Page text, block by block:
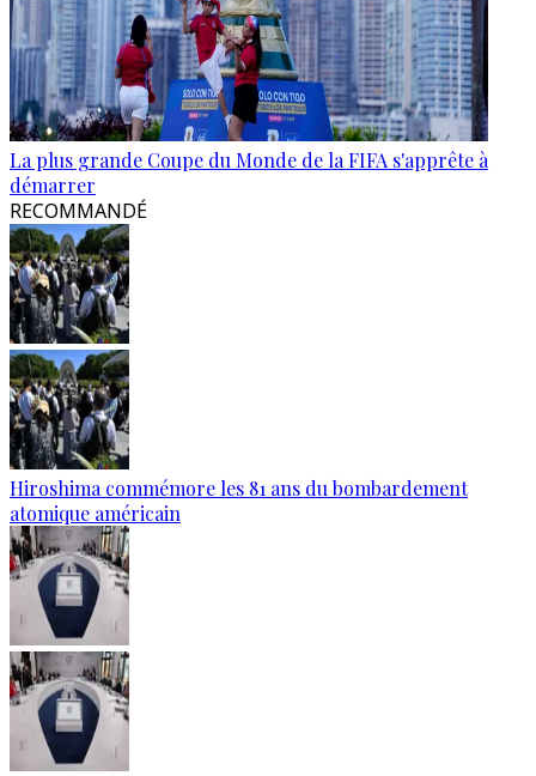
La plus grande Coupe du Monde de la FIFA s'apprête à
démarrer
RECOMMANDÉ
Hiroshima commémore les 81 ans du bombardement
atomique américain